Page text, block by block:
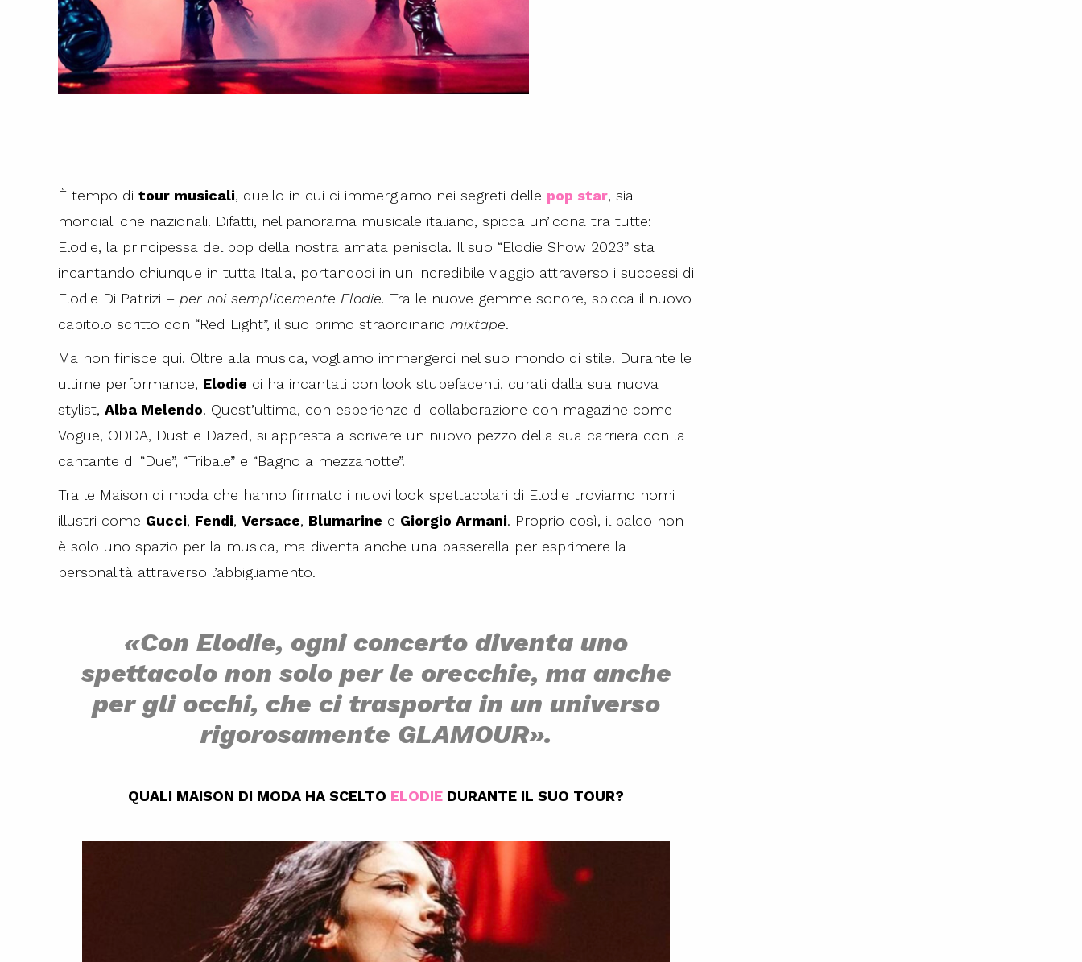
È tempo di tour musicali, quello in cui ci immergiamo nei segreti delle pop star, sia
mondiali che nazionali. Difatti, nel panorama musicale italiano, spicca un’icona tra tutte:
Elodie, la principessa del pop della nostra amata penisola. Il suo “Elodie Show 2023” sta
incantando chiunque in tutta Italia, portandoci in un incredibile viaggio attraverso i successi di
Elodie Di Patrizi – per noi semplicemente Elodie. Tra le nuove gemme sonore, spicca il nuovo
capitolo scritto con “Red Light”, il suo primo straordinario mixtape.
Ma non finisce qui. Oltre alla musica, vogliamo immergerci nel suo mondo di stile. Durante le
ultime performance, Elodie ci ha incantati con look stupefacenti, curati dalla sua nuova
stylist, Alba Melendo. Quest’ultima, con esperienze di collaborazione con magazine come
Vogue, ODDA, Dust e Dazed, si appresta a scrivere un nuovo pezzo della sua carriera con la
cantante di “Due”, “Tribale” e “Bagno a mezzanotte”.
Tra le Maison di moda che hanno firmato i nuovi look spettacolari di Elodie troviamo nomi
illustri come Gucci, Fendi, Versace, Blumarine e Giorgio Armani. Proprio così, il palco non
è solo uno spazio per la musica, ma diventa anche una passerella per esprimere la
personalità attraverso l’abbigliamento.
«Con Elodie, ogni concerto diventa uno
spettacolo non solo per le orecchie, ma anche
per gli occhi, che ci trasporta in un universo
rigorosamente GLAMOUR».
QUALI MAISON DI MODA HA SCELTO ELODIE DURANTE IL SUO TOUR?